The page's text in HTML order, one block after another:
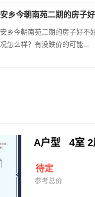
安乡今朝南苑二期的房子
安乡今朝南苑二期的房子好不
况怎么样？有没跌价的可能...
A户型 4室 2
待定
参考总价